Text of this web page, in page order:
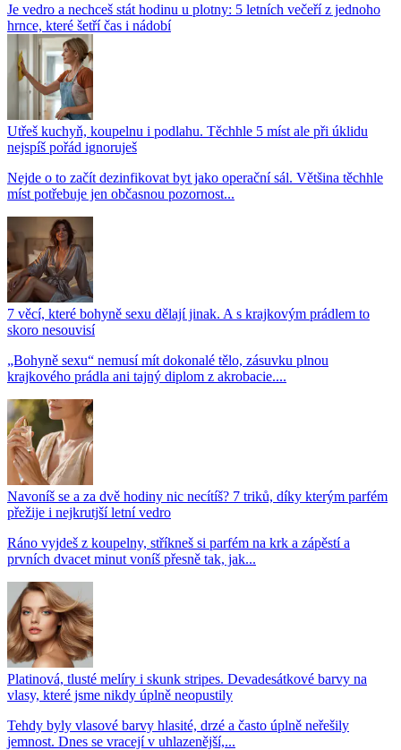
Je vedro a nechceš stát hodinu u plotny: 5 letních večeří z jednoho
hrnce, které šetří čas i nádobí
Utřeš kuchyň, koupelnu i podlahu. Těchhle 5 míst ale při úklidu
nejspíš pořád ignoruješ
Nejde o to začít dezinfikovat byt jako operační sál. Většina těchhle
míst potřebuje jen občasnou pozornost...
7 věcí, které bohyně sexu dělají jinak. A s krajkovým prádlem to
skoro nesouvisí
„Bohyně sexu“ nemusí mít dokonalé tělo, zásuvku plnou
krajkového prádla ani tajný diplom z akrobacie....
Navoníš se a za dvě hodiny nic necítíš? 7 triků, díky kterým parfém
přežije i nejkrutjší letní vedro
Ráno vyjdeš z koupelny, stříkneš si parfém na krk a zápěstí a
prvních dvacet minut voníš přesně tak, jak...
Platinová, tlusté melíry i skunk stripes. Devadesátkové barvy na
vlasy, které jsme nikdy úplně neopustily
Tehdy byly vlasové barvy hlasité, drzé a často úplně neřešily
jemnost. Dnes se vracejí v uhlazenější,...